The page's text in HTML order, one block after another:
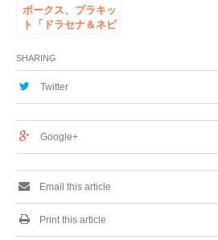
ボークス、プラキッ
ト「ドラセナ＆ネビ
新発売 ブロッカー
ズFIORE新作は宇宙
ファンタジーな「女
SHARING
Twitter
Google+
Email this article
Print this article